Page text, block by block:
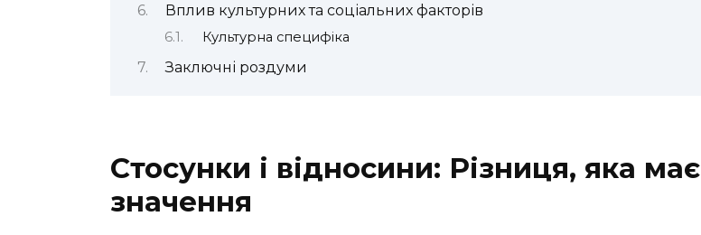
Вплив культурних та соціальних факторів
Культурна специфіка
Заключні роздуми
Стосунки і відносини: Різниця, яка має
значення